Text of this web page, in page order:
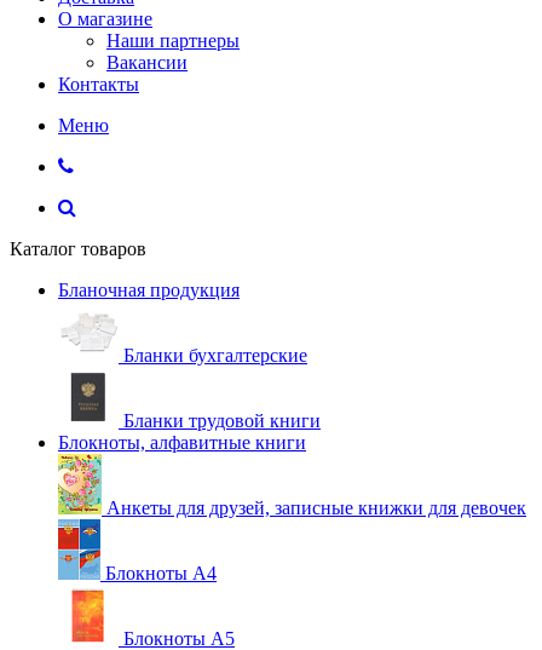
О магазине
Наши партнеры
Вакансии
Контакты
Меню
Каталог товаров
Бланочная продукция
Бланки бухгалтерские
Бланки трудовой книги
Блокноты, алфавитные книги
Анкеты для друзей, записные книжки для девочек
Блокноты А4
Блокноты А5